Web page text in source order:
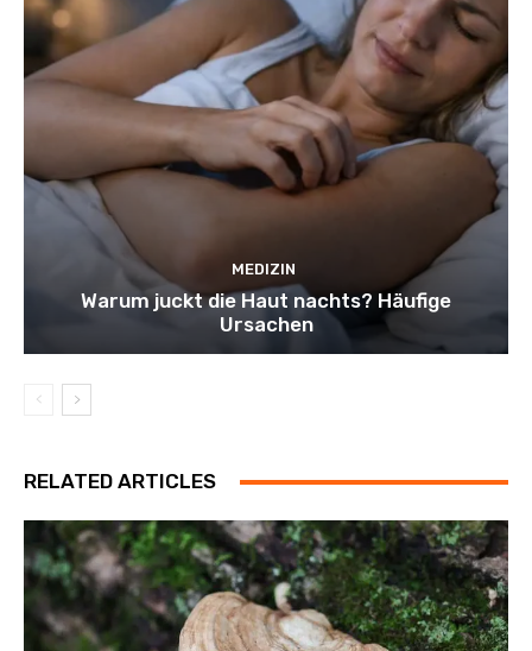
MEDIZIN
Warum juckt die Haut nachts? Häufige
Ursachen
RELATED ARTICLES